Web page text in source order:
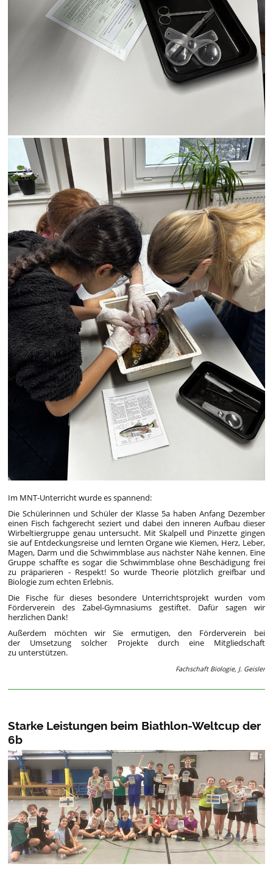
Im MNT-Unterricht wurde es spannend:
Die Schülerinnen und Schüler der Klasse 5a haben Anfang Dezember
einen Fisch fachgerecht seziert und dabei den inneren Aufbau dieser
Wirbeltiergruppe genau untersucht. Mit Skalpell und Pinzette gingen
sie auf Entdeckungsreise und lernten Organe wie Kiemen, Herz, Leber,
Magen, Darm und die Schwimmblase aus nächster Nähe kennen. Eine
Gruppe schaffte es sogar die Schwimmblase ohne Beschädigung frei
zu präparieren - Respekt! So wurde Theorie plötzlich greifbar und
Biologie zum echten Erlebnis.
Die Fische für dieses besondere Unterrichtsprojekt wurden vom
Förderverein des Zabel-Gymnasiums gestiftet. Dafür sagen wir
herzlichen Dank!
Außerdem möchten wir Sie ermutigen, den Förderverein bei
der Umsetzung solcher Projekte durch eine Mitgliedschaft
zu unterstützen.
Fachschaft Biologie, J. Geisler
Starke Leistungen beim Biathlon-Weltcup der
6b